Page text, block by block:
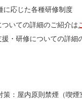
に応じた各種研修制度
いての詳細のご紹介は
・研修についての詳細
策：屋内原則禁煙（喫煙